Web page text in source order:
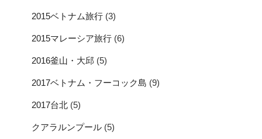
2015ベトナム旅行 (3)
2015マレーシア旅行 (6)
2016釜山・大邱 (5)
2017ベトナム・フーコック島 (9)
2017台北 (5)
クアラルンプール (5)